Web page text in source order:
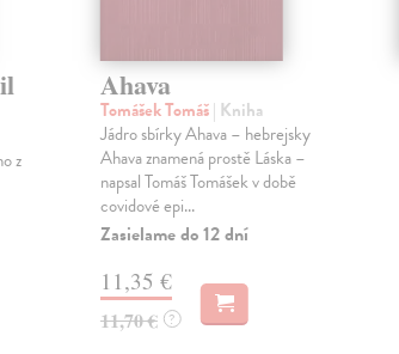
z
Ahava
Tomášek Tomáš| Kniha
Jádro sbírky Ahava – hebrejsky
Ahava znamená prostě Láska –
napsal Tomáš Tomášek v době
covidové epi...
Zasielame do 12 dní
11,35 €
11,70 € ?